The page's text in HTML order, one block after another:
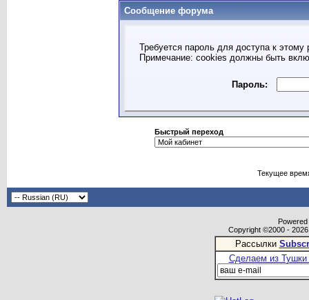
Сообщение форума
Требуется пароль для доступа к
Примечание: cookies должны быть
Пароль:
Быстрый переход
Текущее
Copyright ©2000 -
Рассылки
Сделаем из Тушки